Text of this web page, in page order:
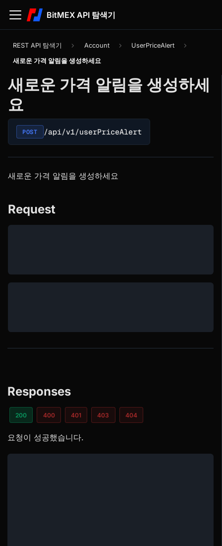
BitMEX API 탐색기
REST API 탐색기 Account UserPriceAlert
새로운 가격 알림을 생성하세요
새로운 가격 알림을 생성하세
요
POST /api/v1/userPriceAlert
새로운 가격 알림을 생성하세요
Request
Responses
200 400 401 403 404
요청이 성공했습니다.